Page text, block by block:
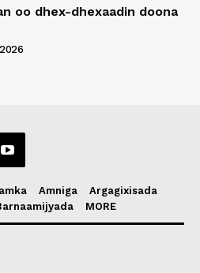
oo dhex-dhexaadin doona
Amniga
Argagixisada
MORE